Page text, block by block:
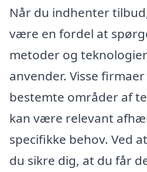
Når du indhenter
være en fordel at
metoder og
anvender. Visse
bestemte områder af
kan være relevant
specifikke behov. Ved
du sikre dig, at du får